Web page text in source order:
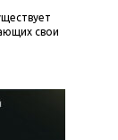
свои